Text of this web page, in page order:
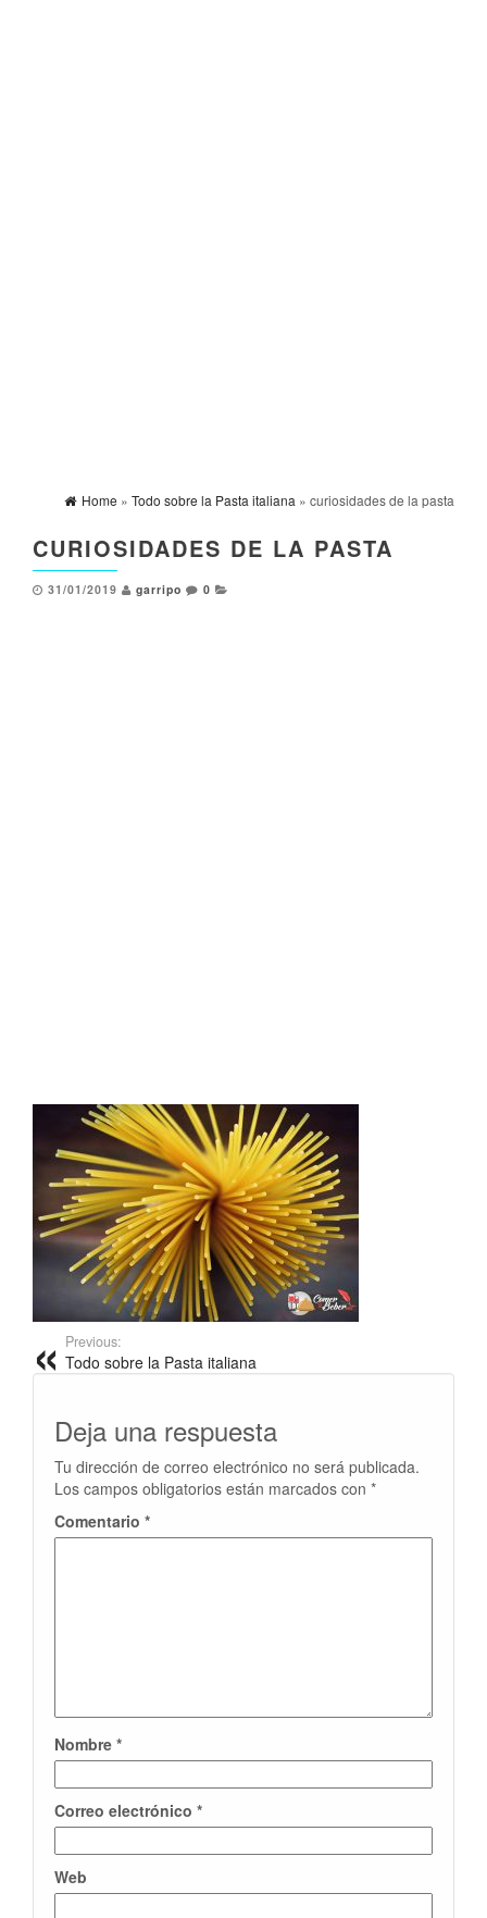
Home » Todo sobre la Pasta italiana » curiosidades de la pasta
CURIOSIDADES DE LA PASTA
31/01/2019 garripo 0
Previous:
Todo sobre la Pasta italiana
Deja una respuesta
Tu dirección de correo electrónico no será publicada.
Los campos obligatorios están marcados con *
Comentario *
Nombre *
Correo electrónico *
Web